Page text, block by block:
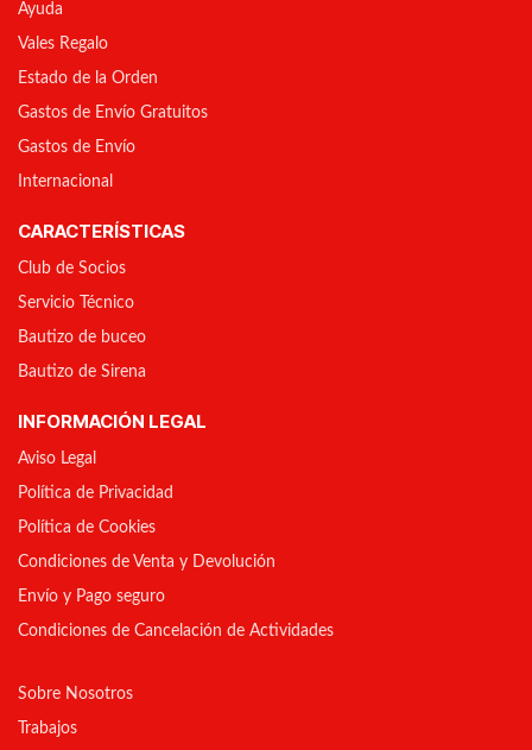
Ayuda
Vales Regalo
Estado de la Orden
Gastos de Envío Gratuitos
Gastos de Envío
Internacional
CARACTERÍSTICAS
Club de Socios
Servicio Técnico
Bautizo de buceo
Bautizo de Sirena
INFORMACIÓN LEGAL
Aviso Legal
Política de Privacidad
Política de Cookies
Condiciones de Venta y Devolución
Envío y Pago seguro
Condiciones de Cancelación de Actividades
Sobre Nosotros
Trabajos